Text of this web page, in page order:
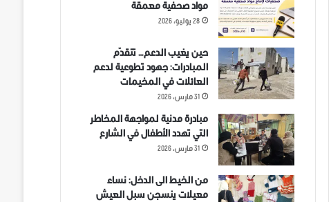
مواد صحفية معمقة
28 يوليو، 2026
حين يغيب الدعم… تتقدّم
المبادرات: جهود تطوعية لدعم
العائلات في المخيمات
31 مارس، 2026
مبادرة مدنية لمواجهة المخاطر
التي تهدد الأطفال في الشارع
31 مارس، 2026
من الخيط الى الدخل: نساء
معيلات ينسجن سبل العيش